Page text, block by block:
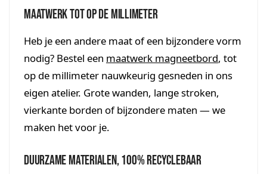
Maatwerk tot op de millimeter
Heb je een andere maat of een bijzondere vorm
nodig? Bestel een maatwerk magneetbord, tot
op de millimeter nauwkeurig gesneden in ons
eigen atelier. Grote wanden, lange stroken,
vierkante borden of bijzondere maten — we
maken het voor je.
Duurzame materialen, 100% recyclebaar